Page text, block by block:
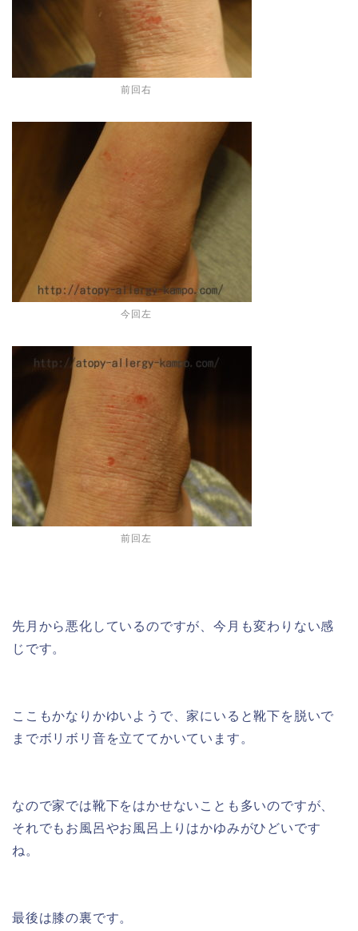
前回右
今回左
前回左
先月から悪化しているのですが、今月も変わりない感
じです。
ここもかなりかゆいようで、家にいると靴下を脱いで
までボリボリ音を立ててかいています。
なので家では靴下をはかせないことも多いのですが、
それでもお風呂やお風呂上りはかゆみがひどいです
ね。
最後は膝の裏です。